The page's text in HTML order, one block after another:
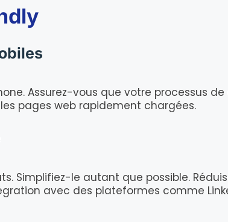
Assurez-vous que votre processus
pages web rapidement chargées.
Simplifiez-le autant que possible.
avec des plateformes comme